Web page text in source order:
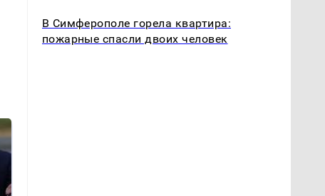
В Симферополе горела квартира:
пожарные спасли двоих человек